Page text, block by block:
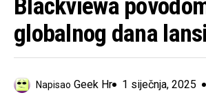
Blackviewa
globalnog dana
Napisao Geek Hr 1 siječnja, 2025